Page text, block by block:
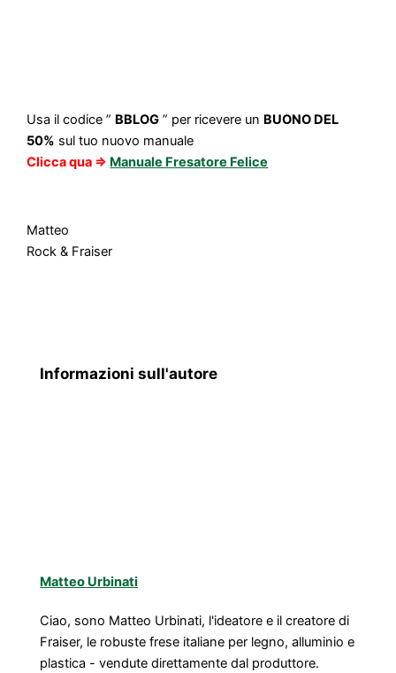
Usa il codice ” BBLOG ” per ricevere un BUONO DEL
50% sul tuo nuovo manuale
Clicca qua => Manuale Fresatore Felice
Matteo
Rock & Fraiser
Informazioni sull'autore
Matteo Urbinati
Ciao, sono Matteo Urbinati, l'ideatore e il creatore di
Fraiser, le robuste frese italiane per legno, alluminio e
plastica - vendute direttamente dal produttore.